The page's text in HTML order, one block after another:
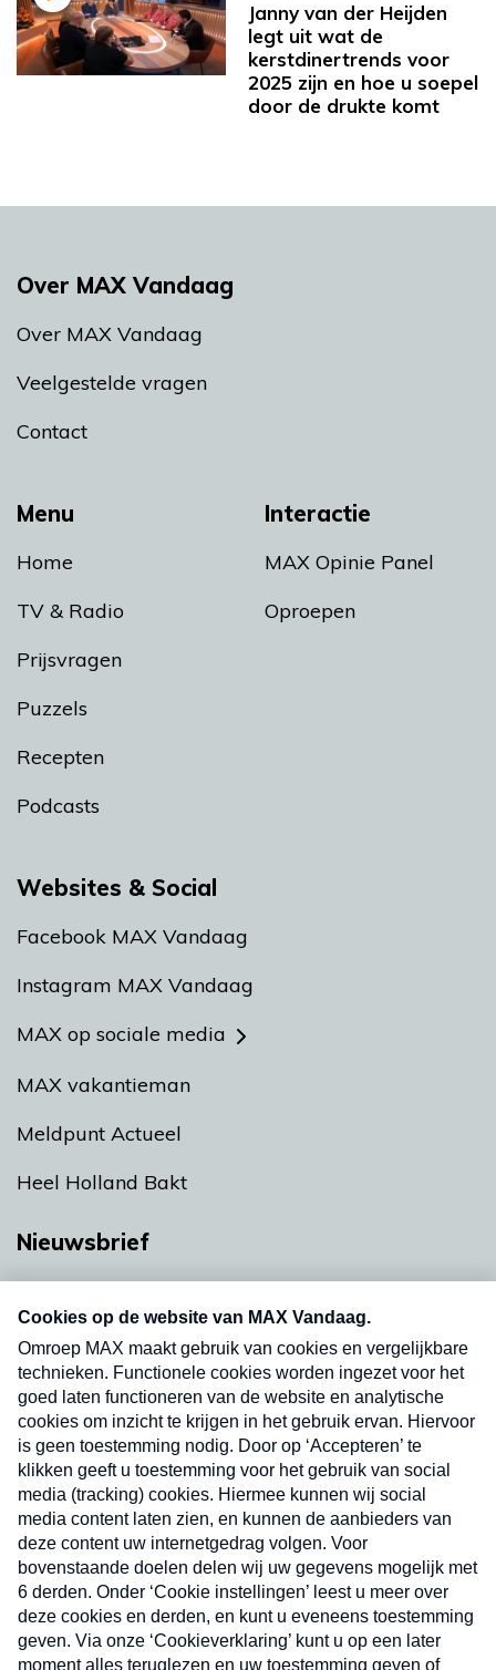
Janny van der Heijden
legt uit wat de
kerstdinertrends voor
2025 zijn en hoe u soepel
door de drukte komt
Menu
Home
TV & Radio
Prijsvragen
Puzzels
Recepten
Podcasts
Interactie
MAX Opinie Panel
Oproepen
Over MAX Vandaag
Over MAX Vandaag
Veelgestelde vragen
Contact
Websites & Social
Facebook MAX Vandaag
Instagram MAX Vandaag
MAX op sociale media
MAX vakantieman
Meldpunt Actueel
Heel Holland Bakt
Nieuwsbrief
nieuwsbrief. Elke vrijdag- en dinsdagochtend in
uw mailbox.
Verzend
Nieuwsbrief
Neem hier een gratis abonnement op onze